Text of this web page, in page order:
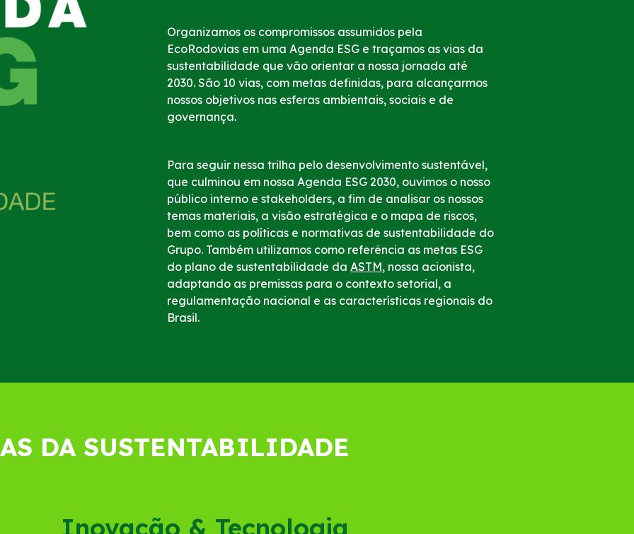
Organizamos os compromissos assumidos pela
EcoRodovias em uma Agenda ESG e traçamos as vias da
sustentabilidade que vão orientar a nossa jornada até
2030. São 10 vias, com metas definidas, para alcançarmos
nossos objetivos nas esferas ambientais, sociais e de
governança.
Para seguir nessa trilha pelo desenvolvimento sustentável,
que culminou em nossa Agenda ESG 2030, ouvimos o nosso
público interno e stakeholders, a fim de analisar os nossos
temas materiais, a visão estratégica e o mapa de riscos,
bem como as políticas e normativas de sustentabilidade do
Grupo. Também utilizamos como referência as metas ESG
do plano de sustentabilidade da ASTM, nossa acionista,
adaptando as premissas para o contexto setorial, a
regulamentação nacional e as características regionais do
Brasil.
DA SUSTENTABILIDADE
Inovação & Tecnologia